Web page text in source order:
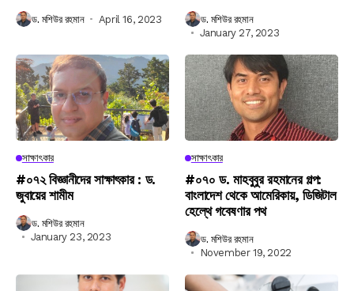
ড. মশিউর রহমান April 16, 2023
ড. মশিউর রহমান
January 27, 2023
সাক্ষাৎকার
#০৭২ বিজ্ঞানীদের সাক্ষাৎকার : ড.
জুবায়ের শামীম
ড. মশিউর রহমান
January 23, 2023
সাক্ষাৎকার
#০৭০ ড. মাহবুবুর রহমানের গল্প:
বাংলাদেশ থেকে আমেরিকায়, ডিজিটাল
হেল্থে গবেষণার পথ
ড. মশিউর রহমান
November 19, 2022